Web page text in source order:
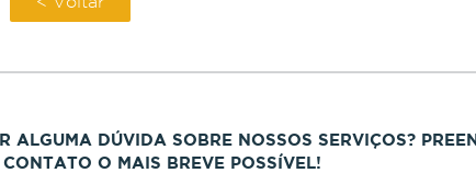
DÚVIDA SOBRE NOSSOS SERVIÇOS?
O MAIS BREVE POSSÍVEL!